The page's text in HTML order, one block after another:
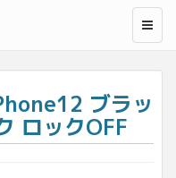
ブラッ
ロックOFF